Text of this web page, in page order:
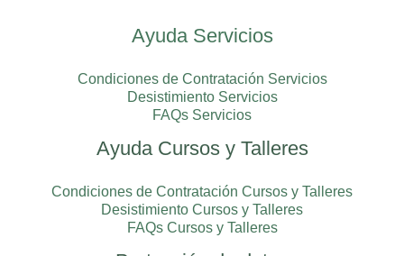
Ayuda Servicios
Condiciones de Contratación Servicios
Desistimiento Servicios
FAQs Servicios
Ayuda Cursos y Talleres
Condiciones de Contratación Cursos y Talleres
Desistimiento Cursos y Talleres
FAQs Cursos y Talleres